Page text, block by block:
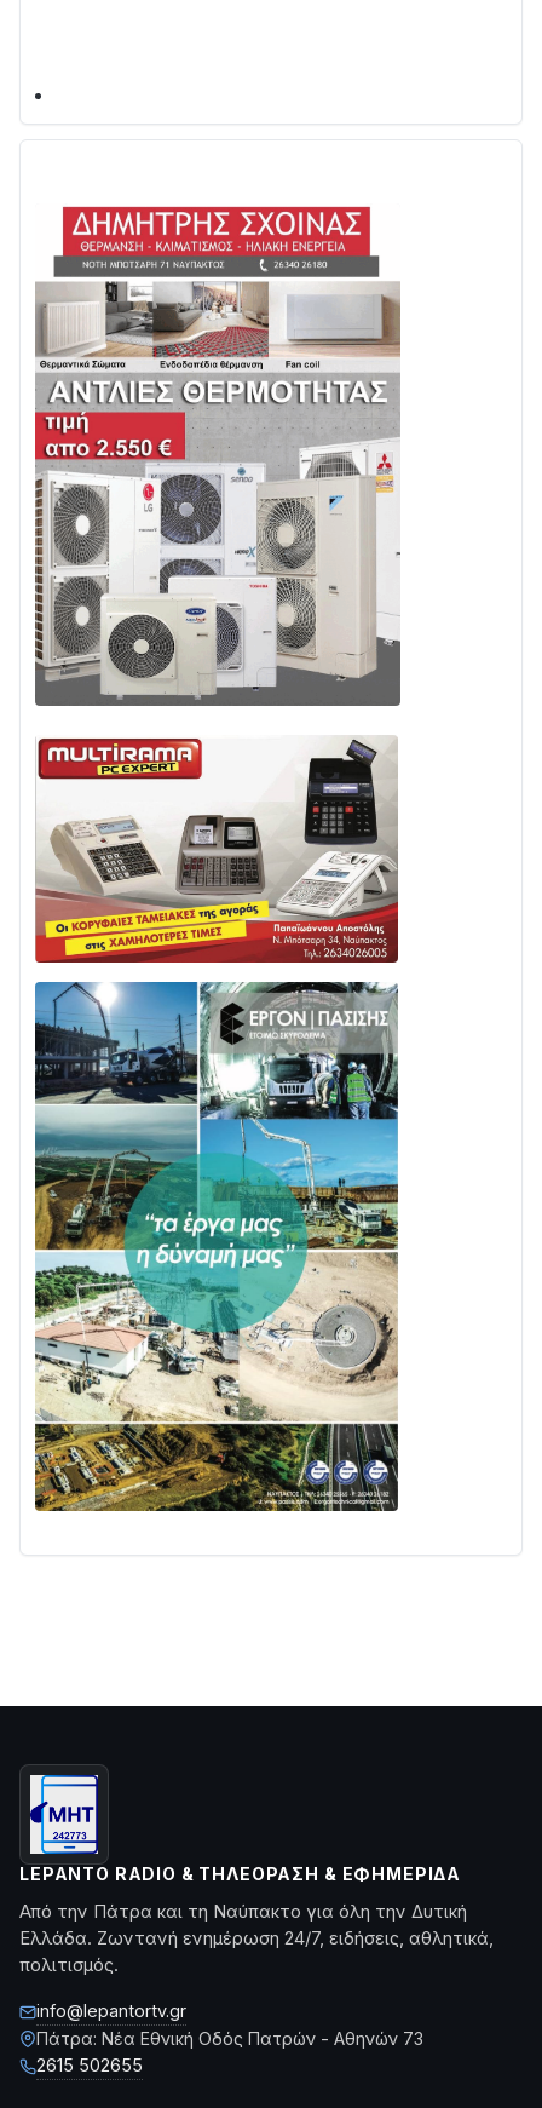
LEPANTO RADIO & ΤΗΛΕΌΡΑΣΗ & ΕΦΗΜΕΡΊΔΑ
Από την Πάτρα και τη Ναύπακτο για όλη την Δυτική
Ελλάδα. Ζωντανή ενημέρωση 24/7, ειδήσεις, αθλητικά,
πολιτισμός.
info@lepantortv.gr
Πάτρα: Νέα Εθνική Οδός Πατρών - Αθηνών 73
2615 502655